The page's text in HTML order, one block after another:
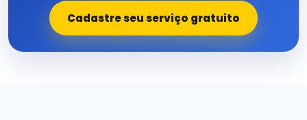
Cadastre seu serviço gratuito